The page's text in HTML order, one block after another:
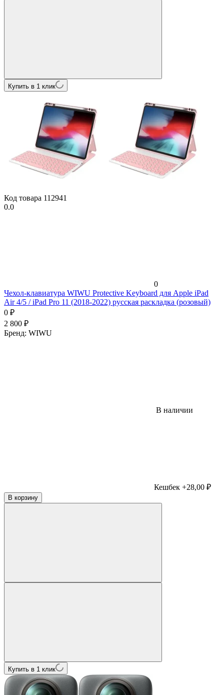
Купить в 1 клик
Код товара 112941
0.0
0
Чехол-клавиатура WIWU Protective Keyboard для Apple iPad
Air 4/5 / iPad Pro 11 (2018-2022) русская раскладка (розовый)
0 ₽
2 800 ₽
Бренд: WIWU
В наличии
Кешбек +28,00 ₽
В корзину
Купить в 1 клик